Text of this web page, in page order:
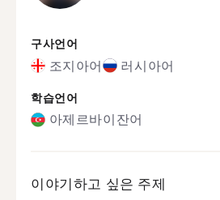
구사언어
조지아어 러시아어
학습언어
아제르바이잔어
이야기하고 싶은 주제